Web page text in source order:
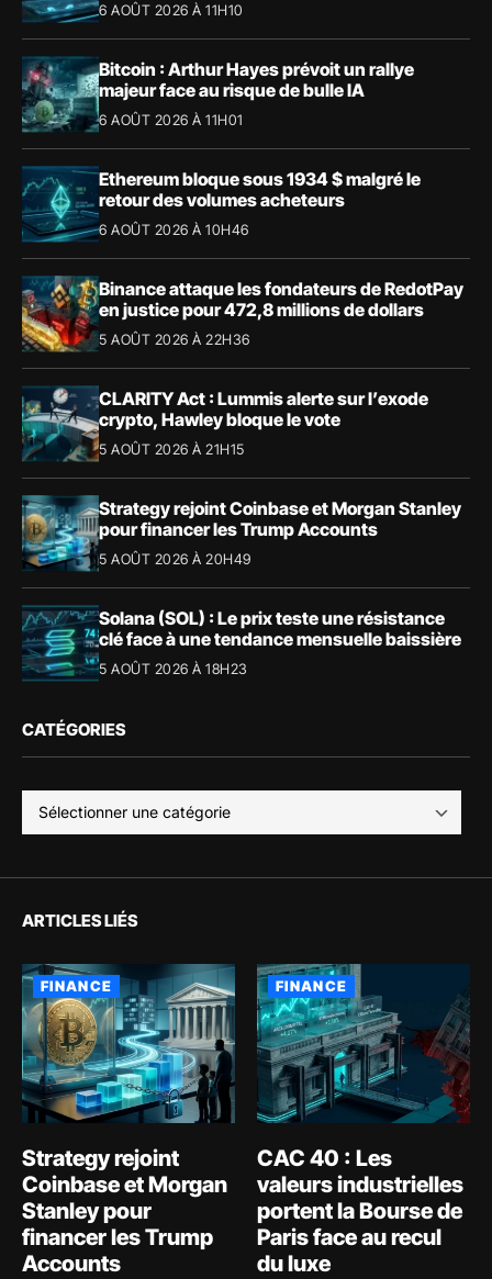
6 AOÛT 2026 À 11H10
Bitcoin : Arthur Hayes prévoit un rallye
majeur face au risque de bulle IA
6 AOÛT 2026 À 11H01
Ethereum bloque sous 1934 $ malgré le
retour des volumes acheteurs
6 AOÛT 2026 À 10H46
Binance attaque les fondateurs de RedotPay
en justice pour 472,8 millions de dollars
5 AOÛT 2026 À 22H36
CLARITY Act : Lummis alerte sur l’exode
crypto, Hawley bloque le vote
5 AOÛT 2026 À 21H15
Strategy rejoint Coinbase et Morgan Stanley
pour financer les Trump Accounts
5 AOÛT 2026 À 20H49
Solana (SOL) : Le prix teste une résistance
clé face à une tendance mensuelle baissière
5 AOÛT 2026 À 18H23
CATÉGORIES
ARTICLES LIÉS
FINANCE
Strategy rejoint
Coinbase et Morgan
Stanley pour
financer les Trump
Accounts
FINANCE
CAC 40 : Les
valeurs industrielles
portent la Bourse de
Paris face au recul
du luxe